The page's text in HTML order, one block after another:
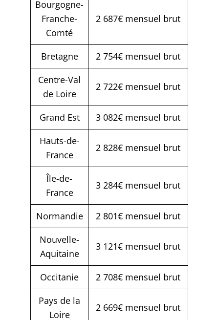
Bourgogne-
Franche-
Comté
2 687€ mensuel brut
Bretagne
2 754€ mensuel brut
Centre-Val
de Loire
2 722€ mensuel brut
Grand Est
3 082€ mensuel brut
Hauts-de-
France
2 828€ mensuel brut
Île-de-
France
3 284€ mensuel brut
Normandie
2 801€ mensuel brut
Nouvelle-
Aquitaine
3 121€ mensuel brut
Occitanie
2 708€ mensuel brut
Pays de la
Loire
2 669€ mensuel brut